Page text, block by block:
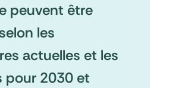
peuvent être
les
actuelles et les
pour 2030 et